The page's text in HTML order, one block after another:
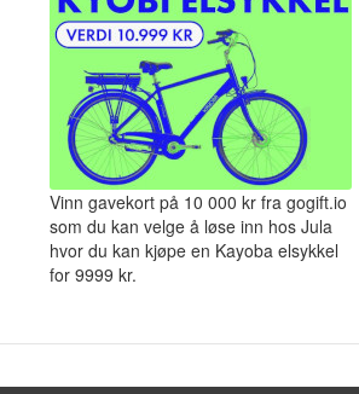
Vinn gavekort på 10 000 kr fra gogift.io
som du kan velge å løse inn hos Jula
hvor du kan kjøpe en Kayoba elsykkel
for 9999 kr.